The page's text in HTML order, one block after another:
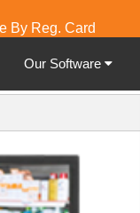
By Reg. Card
Our Software